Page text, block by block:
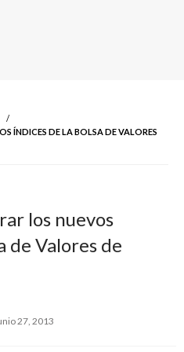
ÍNDICES DE LA BOLSA DE VALORES
los nuevos
de Valores de
27, 2013